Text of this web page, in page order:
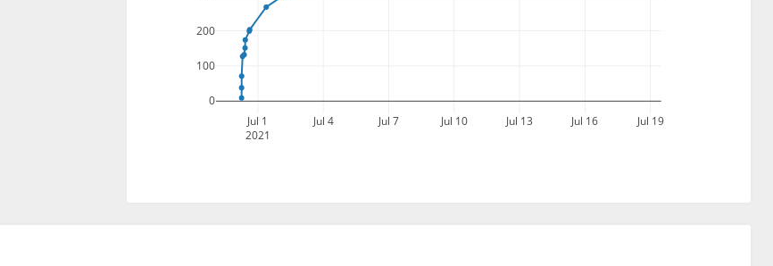
Jul 1
2021
Jul 4 Jul 7 Jul 10 Jul 13 Jul 16 Jul 19
0
100
200